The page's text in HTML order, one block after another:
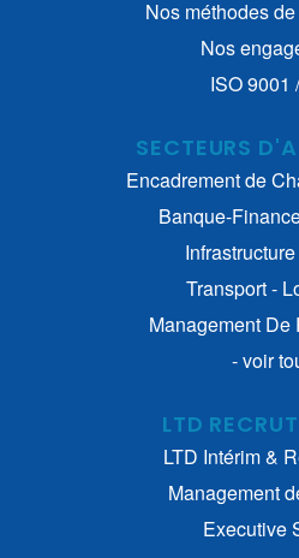
Nos méthodes
Nos
ISO 9001
SECTEURS
Encadrement de
Banque-
Transport -
Management De
- voir
LTD
LTD Intérim &
Management
Executive